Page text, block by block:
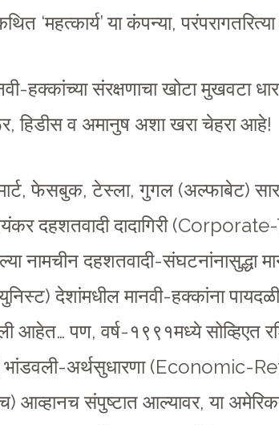
‘महत्कार्य’ या कंपन्या,
हक्कांच्या संरक्षणाचा खोटा मुखवटा
हिडीस व अमानुष अशा खरा चेहरा आहे!
फेसबुक, टेस्ला, गुगल (अल्फाबेट)
भयंकर दहशतवादी दादागिरी
नामचीन दहशतवादी-संघटनांनासुद्धा
देशांमधील मानवी-हक्कांना
पण, वर्ष-१९९१मध्ये सोव्हिएत
भांडवली-अर्थसुधारणा (Economic-
आव्हानच संपुष्टात आल्यावर, या